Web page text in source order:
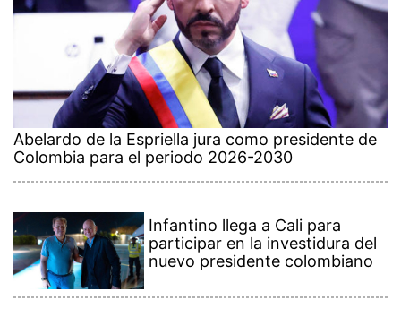
Abelardo de la Espriella jura como presidente de
Colombia para el periodo 2026-2030
Infantino llega a Cali para
participar en la investidura del
nuevo presidente colombiano